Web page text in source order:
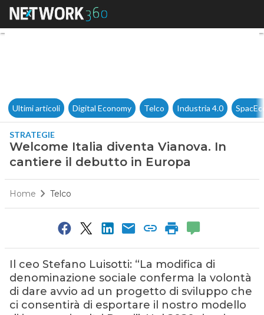
Welcome Italia diventa
Ultimi articoli Digital Economy Telco Industria 4.0
STRATEGIE
Welcome Italia diventa Vianova. In
cantiere il debutto in Europa
Home Telco
Il ceo Stefano Luisotti: “La modifica di
denominazione sociale conferma la volontà
di dare avvio ad un progetto di sviluppo che
ci consentirà di esportare il nostro modello